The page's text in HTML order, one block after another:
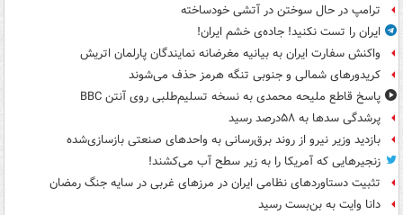
ترامپ در حال سوختن در آتشی خودساخته
ایران را تست نکنید! جاده‌ی خشم ایران!
واکنش سفارت ایران به بیانیه مغرضانه نمایندگان پارلمان اتریش
کریدورهای شمالی و جنوبی تنگه هرمز حذف می‌شوند
پاسخ قاطع ملیحه محمدی به نسخه تسلیم‌طلبی روی آنتن BBC
پرشدگی سدها به ۵۸درصد رسید
بازدید وزیر نیرو از روند برق‌رسانی به واحدهای صنعتی بازسازی‌شده
زنجیرهایی که آمریکا را به زیر سطح آب می‌کشند!
تثبیت دستاوردهای نظامی ایران در مرزهای غربی در سایه جنگ رمضان
دانا وایت به بن‌بست رسید